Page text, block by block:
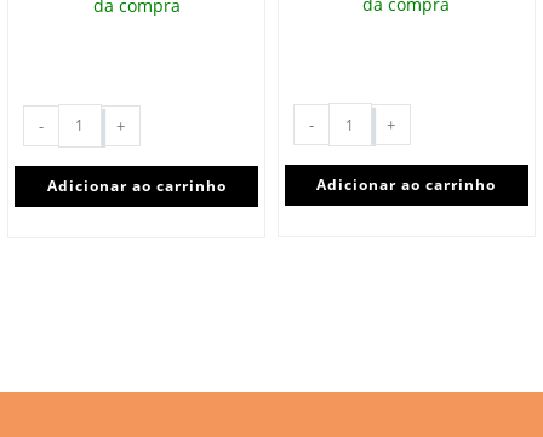
da compra
- +
Adicionar ao carrinho
- +
Adicionar ao carrinho